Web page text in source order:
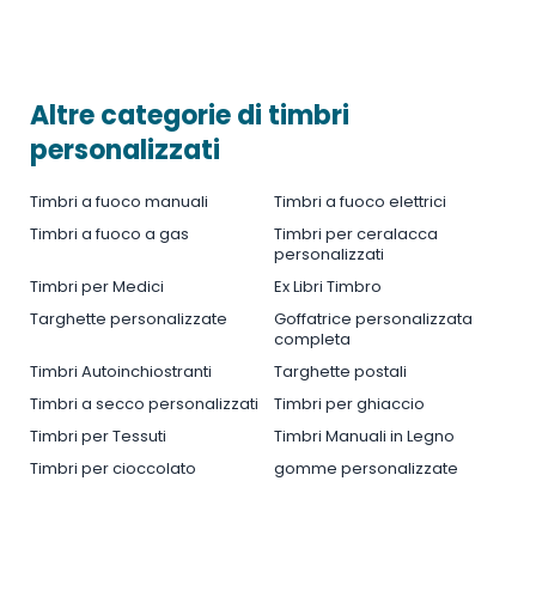
Altre categorie di timbri
personalizzati
Timbri a fuoco manuali
Timbri a fuoco elettrici
Timbri a fuoco a gas
Timbri per ceralacca
personalizzati
Timbri per Medici
Ex Libri Timbro
Targhette personalizzate
Goffatrice personalizzata
completa
Timbri Autoinchiostranti
Targhette postali
Timbri a secco personalizzati
Timbri per ghiaccio
Timbri per Tessuti
Timbri Manuali in Legno
Timbri per cioccolato
gomme personalizzate